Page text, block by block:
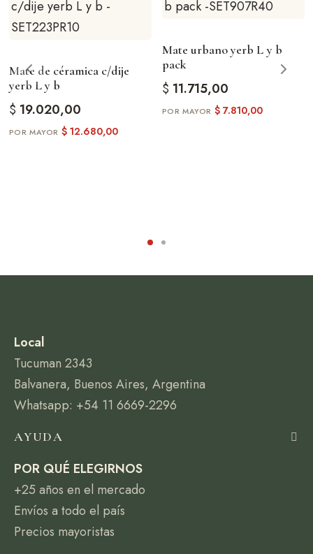
Mate de céramica c/dije
yerb L y b
$ 19.020,00
$12.680,00
Mate urbano yerb L y b
pack
$ 11.715,00
$7.810,00
Local
Tucuman 2343
Balvanera, Buenos Aires, Argentina
Whatsapp: +54 11 6669-2296
AYUDA
POR QUÉ ELEGIRNOS
+25 años en el mercado
Envíos a todo el país
Precios mayoristas